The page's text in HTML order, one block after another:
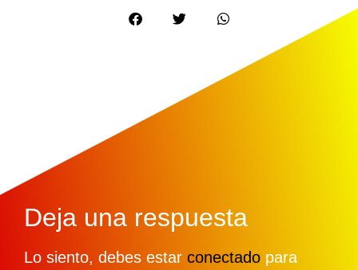
Deja una respuesta
Lo siento, debes estar conectado para